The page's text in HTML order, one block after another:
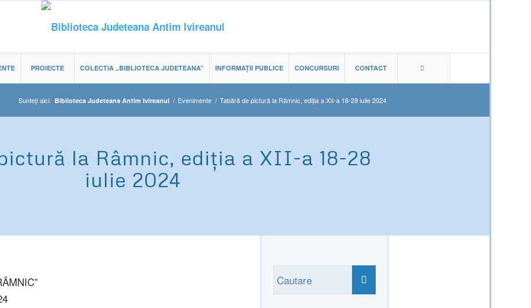
PROIECTE COLECTIA „BIBLIOTECA JUDETEANA” INFORMAȚII PUBLICE CONCURSURI CONTACT
Sunteți aici: Biblioteca Judeteana Antim Ivireanul / Evenimente / Tabără de pictură la Râmnic, ediția a XII-a 18-28 iulie 2024
la Râmnic, ediția a XII-a 18-28
iulie 2024